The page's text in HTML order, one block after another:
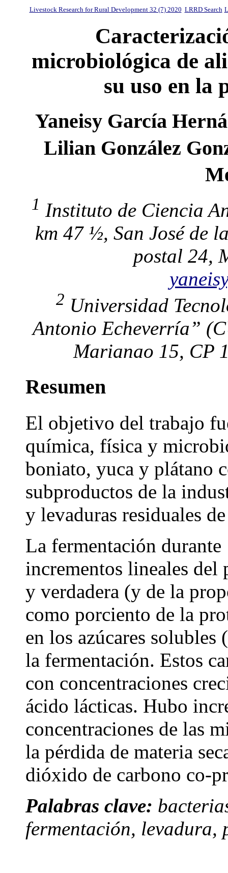
Livestock Research for Rural Development 32 (7) 2020 LRRD Search
microbiológica de
su uso en la
Yaneisy García
Lilian González
1 Instituto de Ciencia
km 47 ½, San José de
postal 24,
2 Universidad
Antonio Echeverría”
Marianao 15, CP
Resumen
El objetivo del trabajo
química, física y
boniato, yuca y plátano
subproductos de la
y levaduras residuales
La fermentación
incrementos lineales del
y verdadera (y de la
como porciento de la
en los azúcares
la fermentación. Estos
con concentraciones
ácido lácticas. Hubo
concentraciones de las
la pérdida de materia
dióxido de carbono co-
Palabras clave:
fermentación, levadura,